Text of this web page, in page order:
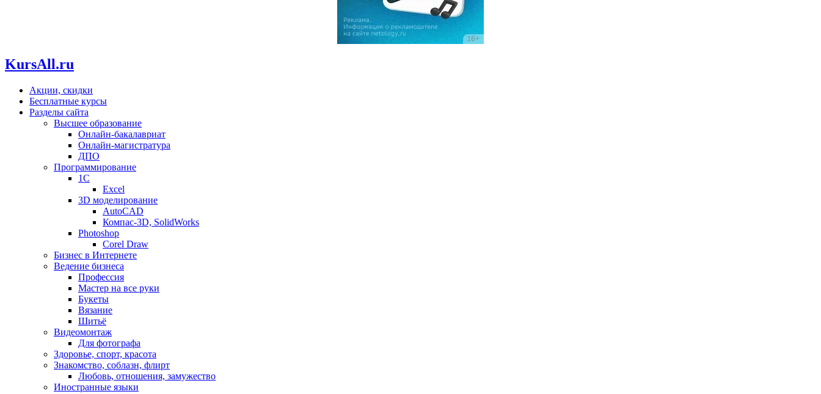
KursAll.ru
Акции, скидки
Бесплатные курсы
Разделы сайта
Высшее образование
Онлайн-бакалавриат
Онлайн-магистратура
ДПО
Программирование
1С
Excel
3D моделирование
AutoCAD
Компас-3D, SolidWorks
Photoshop
Corel Draw
Бизнес в Интернете
Ведение бизнеса
Профессия
Мастер на все руки
Букеты
Вязание
Шитьё
Видеомонтаж
Для фотографа
Здоровье, спорт, красота
Знакомство, соблазн, флирт
Любовь, отношения, замужество
Иностранные языки